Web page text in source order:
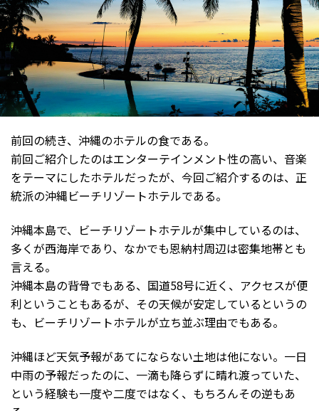
前回の続き、沖縄のホテルの食である。
前回ご紹介したのはエンターテインメント性の高い、音楽
をテーマにしたホテルだったが、今回ご紹介するのは、正
統派の沖縄ビーチリゾートホテルである。
沖縄本島で、ビーチリゾートホテルが集中しているのは、
多くが西海岸であり、なかでも恩納村周辺は密集地帯とも
言える。
沖縄本島の背骨でもある、国道58号に近く、アクセスが便
利ということもあるが、その天候が安定しているというの
も、ビーチリゾートホテルが立ち並ぶ理由でもある。
沖縄ほど天気予報があてにならない土地は他にない。一日
中雨の予報だったのに、一滴も降らずに晴れ渡っていた、
という経験も一度や二度ではなく、もちろんその逆もあ